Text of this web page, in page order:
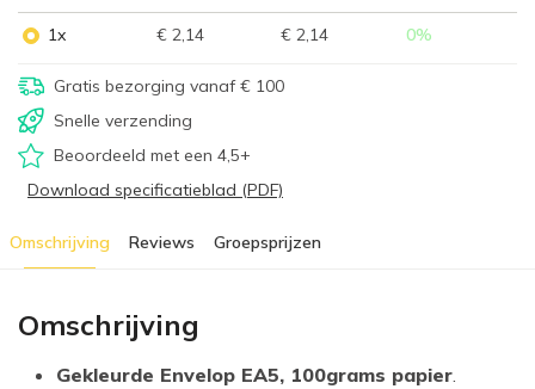
1x € 2,14 € 2,14 0%
Gratis bezorging vanaf € 100
Snelle verzending
Beoordeeld met een 4,5+
Download specificatieblad (PDF)
Omschrijving Reviews Groepsprijzen
Omschrijving
Gekleurde Envelop EA5, 100grams papier.